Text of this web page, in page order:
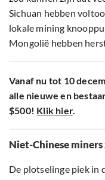
Sichuan hebben
lokale mining
Mongolië hebben
Vanaf nu tot 10
alle nieuwe en
$500! Klik hier.
Niet-Chinese
De plotselinge piek in